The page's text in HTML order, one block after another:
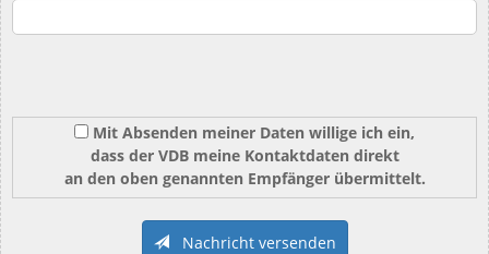
Mit Absenden meiner Daten willige ich ein,
dass der VDB meine Kontaktdaten direkt
an den oben genannten Empfänger übermittelt.
Nachricht versenden